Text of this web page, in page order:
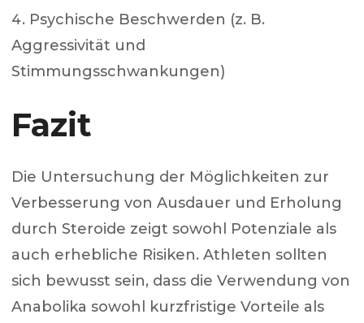
Psychische Beschwerden (z. B.
Aggressivität und
Stimmungsschwankungen)
Fazit
Die Untersuchung der Möglichkeiten zur
Verbesserung von Ausdauer und Erholung
durch Steroide zeigt sowohl Potenziale als
auch erhebliche Risiken. Athleten sollten
sich bewusst sein, dass die Verwendung von
Anabolika sowohl kurzfristige Vorteile als